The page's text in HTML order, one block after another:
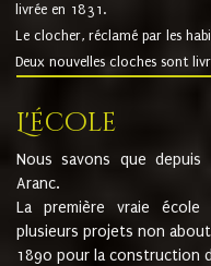
livrée en 1831.
Le clocher, réclamé par les
Deux nouvelles cloches sont
L'école
Nous savons que
Aranc.
La première vraie
plusieurs projets non
1890 pour la construction